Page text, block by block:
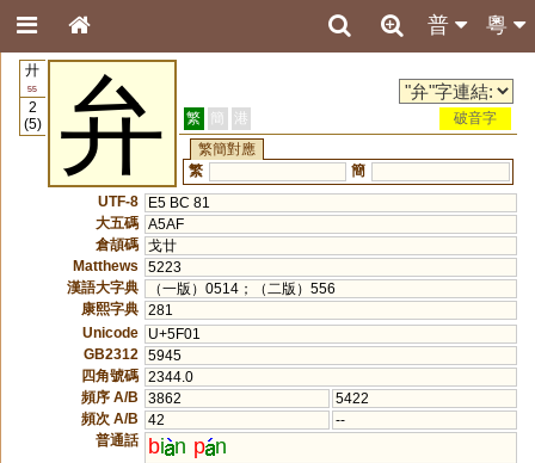
粵
普
廾
55
2
(5)
弁 繁 簡 港
破音字
繁簡對應
繁
簡
UTF-8
E5 BC 81
大五碼 A5AF
倉頡碼 戈廿
Matthews
5223
漢語大字典
（一版）0514；（二版）556
康熙字典 281
Unicode
U+5F01
GB2312
5945
四角號碼 2344.0
頻序 A/B
3862
5422
頻次 A/B
42
--
普通話
bi n p n